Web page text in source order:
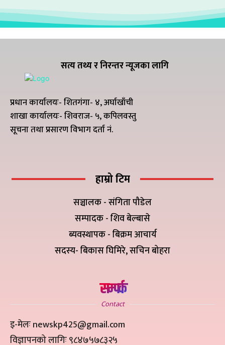
सत्य तथ्य र निरन्तर न्यूजका लागि
प्रधान कार्यालयः- शितगंगा- ४, अर्घाखाँची
शाखा कार्यालयः- शिवराज- ५, कपिलवस्तु
सूचना तथा प्रसारण विभाग दर्ता नं.
हाम्रो टिम
सञ्चालक - संगिता पौडेल
सम्पादक - शिव बेल्बासे
ब्यवस्थापक - बिक्रम आचार्य
सदस्य- बिकास घिमिरे, सचिन बोहरा
सम्पर्क
Contact
इ-मेलः newskp425@gmail.com
विज्ञापनको लागिः ९८४७५७८३२५